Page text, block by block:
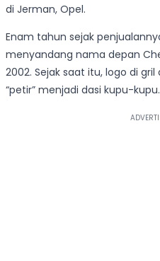
di Jerman, Opel.
Enam tahun sejak
menyandang nama depan
2002. Sejak saat itu, logo di
“petir” menjadi dasi kupu-kupu.